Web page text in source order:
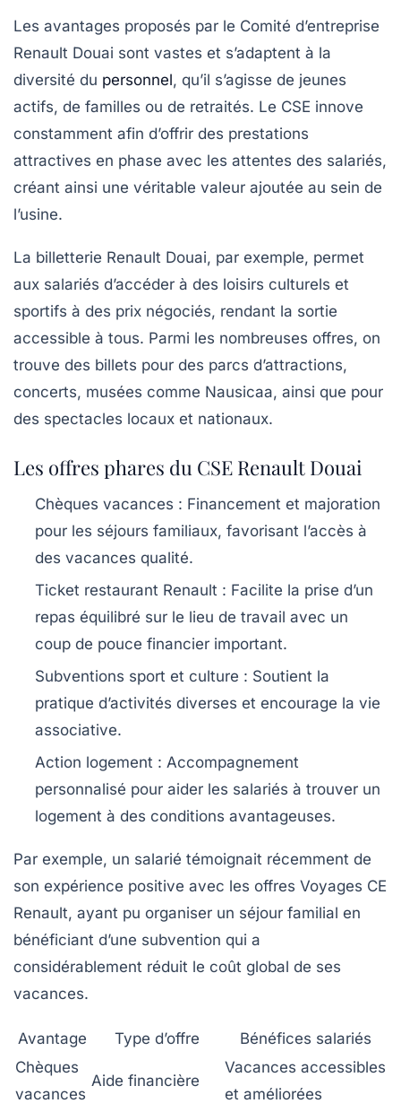
Les avantages proposés par le Comité d’entreprise
Renault Douai sont vastes et s’adaptent à la
diversité du personnel, qu’il s’agisse de jeunes
actifs, de familles ou de retraités. Le CSE innove
constamment afin d’offrir des prestations
attractives en phase avec les attentes des salariés,
créant ainsi une véritable valeur ajoutée au sein de
l’usine.
La billetterie Renault Douai, par exemple, permet
aux salariés d’accéder à des loisirs culturels et
sportifs à des prix négociés, rendant la sortie
accessible à tous. Parmi les nombreuses offres, on
trouve des billets pour des parcs d’attractions,
concerts, musées comme Nausicaa, ainsi que pour
des spectacles locaux et nationaux.
Les offres phares du CSE Renault Douai
Chèques vacances : Financement et majoration
pour les séjours familiaux, favorisant l’accès à
des vacances qualité.
Ticket restaurant Renault : Facilite la prise d’un
repas équilibré sur le lieu de travail avec un
coup de pouce financier important.
Subventions sport et culture : Soutient la
pratique d’activités diverses et encourage la vie
associative.
Action logement : Accompagnement
personnalisé pour aider les salariés à trouver un
logement à des conditions avantageuses.
Par exemple, un salarié témoignait récemment de
son expérience positive avec les offres Voyages CE
Renault, ayant pu organiser un séjour familial en
bénéficiant d’une subvention qui a
considérablement réduit le coût global de ses
vacances.
Avantage Type d’offre
Bénéfices salariés
Chèques
vacances
Aide financière
Vacances accessibles
et améliorées